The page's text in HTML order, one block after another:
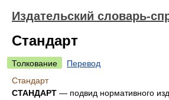
Издательский словарь-
Стандарт
Толкование
Перевод
Стандарт
СТАНДАРТ — подвид нормативного